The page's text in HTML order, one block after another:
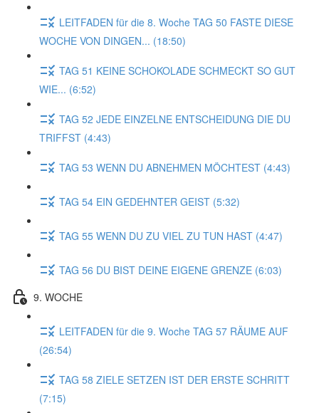
LEITFADEN für die 8. Woche TAG 50 FASTE DIESE
WOCHE VON DINGEN... (18:50)
TAG 51 KEINE SCHOKOLADE SCHMECKT SO GUT
WIE... (6:52)
TAG 52 JEDE EINZELNE ENTSCHEIDUNG DIE DU
TRIFFST (4:43)
TAG 53 WENN DU ABNEHMEN MÖCHTEST (4:43)
TAG 54 EIN GEDEHNTER GEIST (5:32)
TAG 55 WENN DU ZU VIEL ZU TUN HAST (4:47)
TAG 56 DU BIST DEINE EIGENE GRENZE (6:03)
9. WOCHE
LEITFADEN für die 9. Woche TAG 57 RÄUME AUF
(26:54)
TAG 58 ZIELE SETZEN IST DER ERSTE SCHRITT
(7:15)